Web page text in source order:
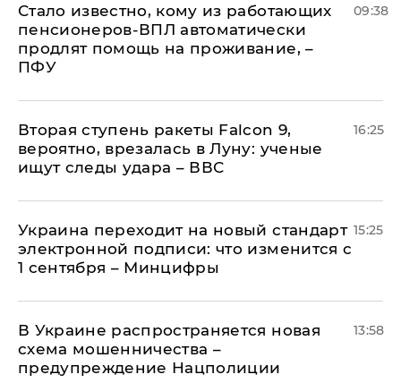
Стало известно, кому из работающих
пенсионеров-ВПЛ автоматически
продлят помощь на проживание, –
ПФУ
09:38
Вторая ступень ракеты Falcon 9,
вероятно, врезалась в Луну: ученые
ищут следы удара – ВВС
16:25
Украина переходит на новый стандарт
электронной подписи: что изменится с
1 сентября – Минцифры
15:25
В Украине распространяется новая
схема мошенничества –
предупреждение Нацполиции
13:58